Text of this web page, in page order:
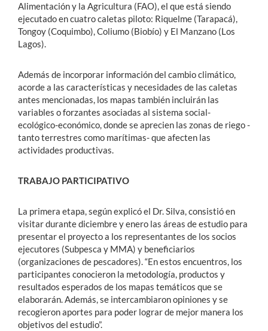
Alimentación y la Agricultura (FAO), el que está siendo
ejecutado en cuatro caletas piloto: Riquelme (Tarapacá),
Tongoy (Coquimbo), Coliumo (Biobío) y El Manzano (Los
Lagos).
Además de incorporar información del cambio climático,
acorde a las características y necesidades de las caletas
antes mencionadas, los mapas también incluirán las
variables o forzantes asociadas al sistema social-
ecológico-económico, donde se aprecien las zonas de riego -
tanto terrestres como marítimas- que afecten las
actividades productivas.
TRABAJO PARTICIPATIVO
La primera etapa, según explicó el Dr. Silva, consistió en
visitar durante diciembre y enero las áreas de estudio para
presentar el proyecto a los representantes de los socios
ejecutores (Subpesca y MMA) y beneficiarios
(organizaciones de pescadores). “En estos encuentros, los
participantes conocieron la metodología, productos y
resultados esperados de los mapas temáticos que se
elaborarán. Además, se intercambiaron opiniones y se
recogieron aportes para poder lograr de mejor manera los
objetivos del estudio”.